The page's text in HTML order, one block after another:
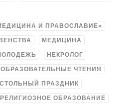
И ПРАВОСЛАВИЕ»
МЕДИЦИНА
НЕКРОЛОГ
ОБРАЗОВАТЕЛЬНЫЕ ЧТЕНИЯ
ПРАЗДНИК
РЕЛИГИОЗНОЕ ОБРАЗОВАНИЕ